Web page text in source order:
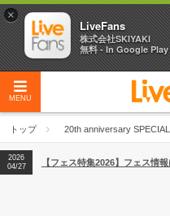
MENU
トップ 20th anniversary
2026
04/27
2026
【ライブ動員ランキング】
2026
04/27
【フェス特集2026】フェス情
×
LiveFans
株式会社SKIYAKI
無料 - In Google Play